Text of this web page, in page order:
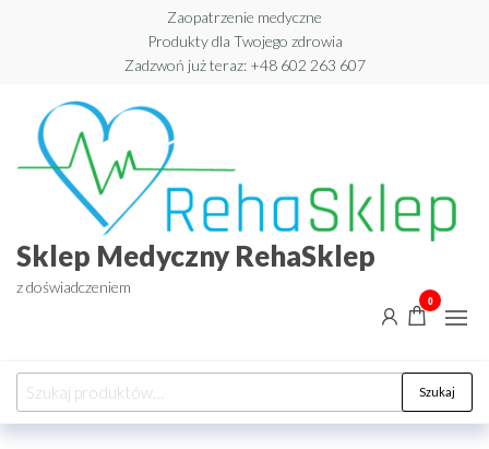
Zaopatrzenie medyczne
Produkty dla Twojego zdrowia
Zadzwoń już teraz: +48 602 263 607​
Sklep Medyczny RehaSklep
z doświadczeniem
0
Szukaj: Szukaj